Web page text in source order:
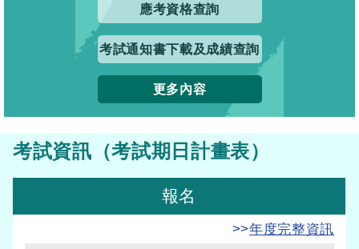
應考資格查詢
考試通知書下載及成績查詢
更多內容
考試資訊（考試期日計畫表）
報名
>>年度完整資訊